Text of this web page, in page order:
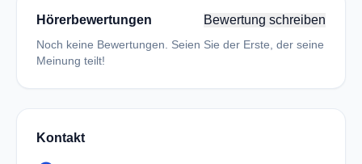
Hörerbewertungen Bewertung schreiben
Noch keine Bewertungen. Seien Sie der Erste, der seine
Meinung teilt!
Kontakt